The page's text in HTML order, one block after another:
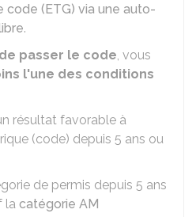
code (ETG) via une auto-
.
passer le code, vous
l'une des conditions
résultat favorable à
(code) depuis 5 ans ou
de permis depuis 5 ans
la catégorie AM